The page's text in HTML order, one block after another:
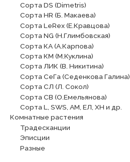
Сорта DS (Dimetris)
Сорта HR (Б. Макаева)
Сорта LeRex (Е.Кравцова)
Сорта NG (Н.Глимбовская)
Сорта КА (А.Карпова)
Сорта КМ (М.Куклина)
Сорта ЛИК (В. Никитина)
Сорта СеГа (Седенкова Галина)
Сорта СЛ (Л. Сокол)
Сорта СВ (О.Емельянова)
Сорта L, SWS, АМ, ЕЛ, ХН и др.
Комнатные растения
Традесканции
Эписции
Разные